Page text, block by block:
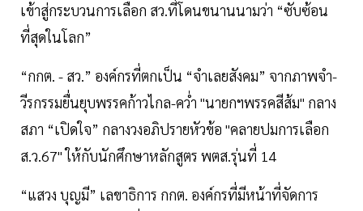
เข้าสู่กระบวนการเลือก สว.ที่โดนขนานนามว่า “ซับซ้อน
ที่สุดในโลก”
“กกต. - สว.” องค์กรที่ตกเป็น “จำเลยสังคม” จากภาพจำ-
วีรกรรมยื่นยุบพรรคก้าวไกล-คว่ำ "นายกฯพรรคสีส้ม" กลาง
สภา “เปิดใจ” กลางวงอภิปรายหัวข้อ "คลายปมการเลือก
ส.ว.67" ให้กับนักศึกษาหลักสูตร พตส.รุ่นที่ 14
“แสวง บุญมี” เลขาธิการ กกต. องค์กรที่มีหน้าที่จัดการ